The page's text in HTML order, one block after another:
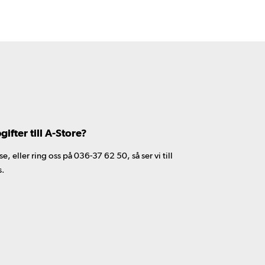
till A-Store?
eller ring oss på 036-37 62 50, så ser vi till